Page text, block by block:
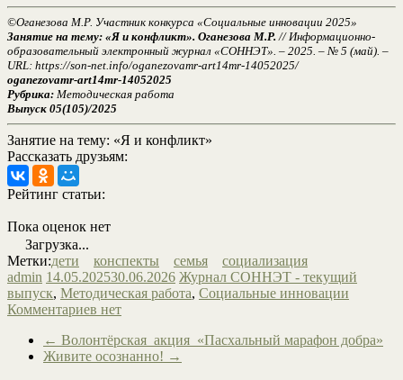
©Оганезова М.Р. Участник конкурса «Социальные инновации 2025»
Занятие на тему: «Я и конфликт». Оганезова М.Р. // Информационно-
образовательный электронный журнал «СОННЭТ». – 2025. – № 5 (май). –
URL: https://son-net.info/oganezovamr-art14mr-14052025/
oganezovamr-art14mr-14052025
Рубрика: Методическая работа
Выпуск 05(105)/2025
Занятие на тему: «Я и конфликт»
Рассказать друзьям:
Рейтинг статьи:
Пока оценок нет
Загрузка...
Метки:дети конспекты семья
социализация
admin 14.05.202530.06.2026 Журнал СОННЭТ - текущий
выпуск, Методическая работа, Социальные инновации
Комментариев нет
← Волонтёрская акция «Пасхальный марафон добра»
Живите осознанно! →